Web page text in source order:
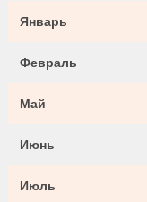
Январь
Февраль
Май
Июнь
Июль